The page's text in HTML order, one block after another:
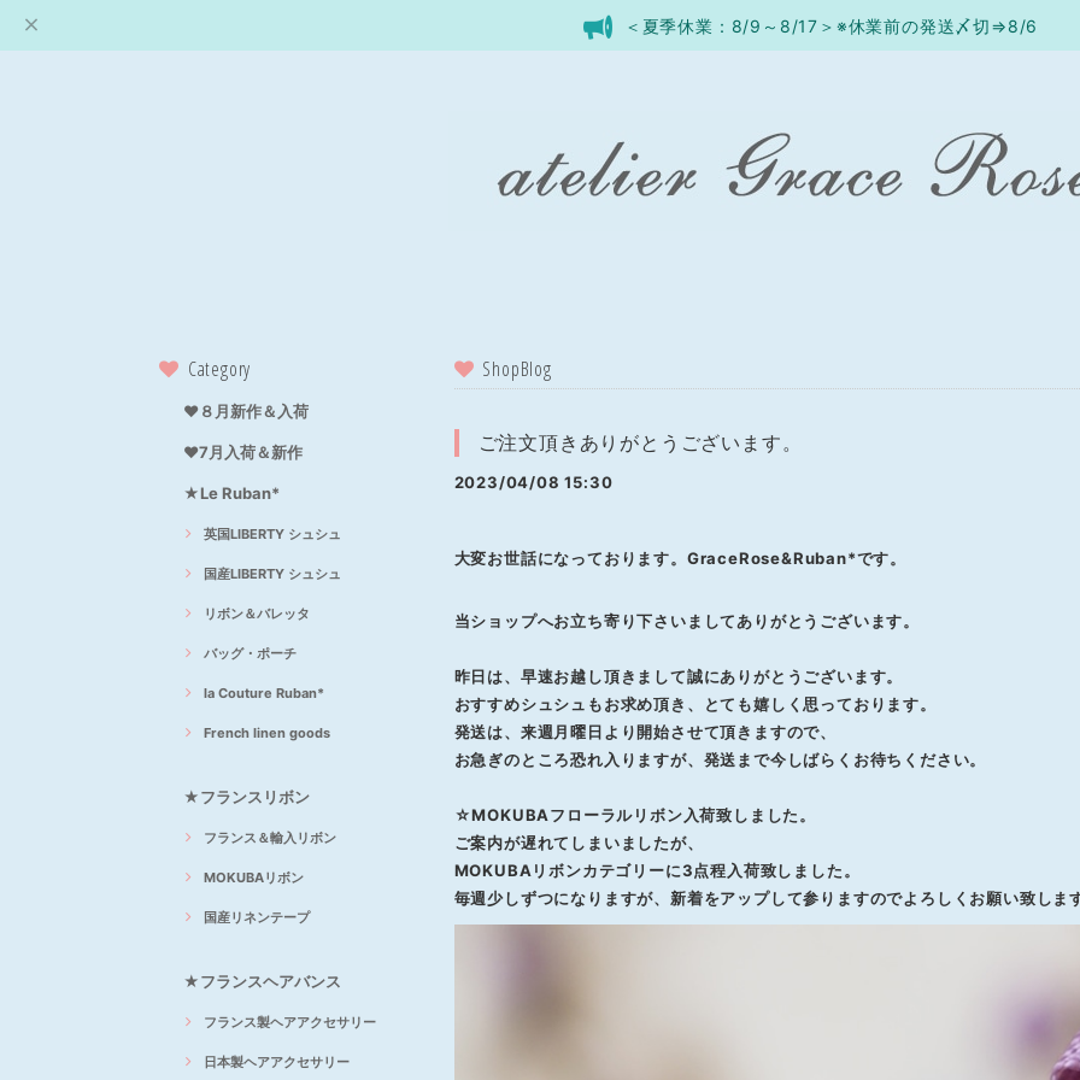
＜夏季休業：8/9～8/17＞※休業前の発送〆切⇒8/6
Category
❤８月新作＆入荷
❤7月入荷＆新作
★Le Ruban*
英国LIBERTY シュシュ
国産LIBERTY シュシュ
リボン＆バレッタ
バッグ・ポーチ
la Couture Ruban*
French linen goods
★フランスリボン
フランス＆輸入リボン
MOKUBAリボン
国産リネンテープ
★フランスヘアバンス
フランス製ヘアアクセサリー
日本製ヘアアクセサリー
ShopBlog
ご注文頂きありがとうございます。
2023/04/08 15:30
大変お世話になっております。GraceRose&Ruban*です。
当ショップへお立ち寄り下さいましてありがとうございます。
昨日は、早速お越し頂きまして誠にありがとうございます。
おすすめシュシュもお求め頂き、とても嬉しく思っております。
発送は、来週月曜日より開始させて頂きますので、
お急ぎのところ恐れ入りますが、発送まで今しばらくお待ちください。
☆MOKUBAフローラルリボン入荷致しました。
ご案内が遅れてしまいましたが、
MOKUBAリボンカテゴリーに3点程入荷致しました。
毎週少しずつになりますが、新着をアップして参りますのでよろしくお願い致しま